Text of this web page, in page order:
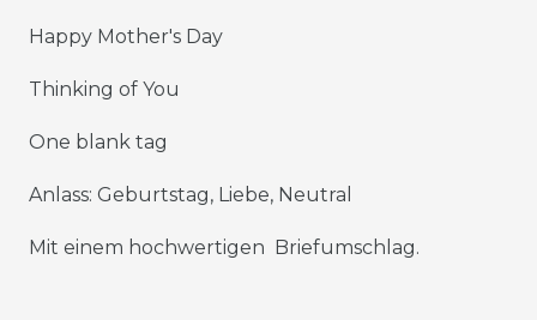
Happy Mother's Day
Thinking of You
One blank tag
Anlass: Geburtstag, Liebe, Neutral
Mit einem hochwertigen Briefumschlag.